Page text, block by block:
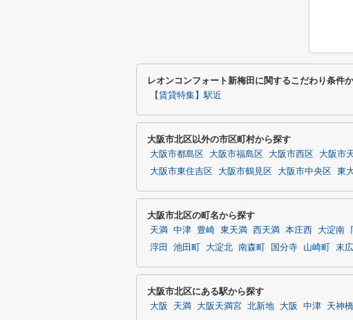
レオンコンフォート新梅田に関するこだわり条件
【賃貸特集】駅近
大阪市北区以外の市区町村から探す
大阪市都島区 大阪市福島区 大阪市西区 大阪市
大阪市東住吉区
大阪市鶴見区 大阪市中央区 東
大阪市北区の町名から探す
天満 中津 豊崎 東天満 西天満 本庄西 大淀南
浮田
池田町 大淀北 南森町 国分寺 山崎町 末広
大阪市北区にある駅から探す
大阪 天満 大阪天満宮 北新地 大阪 中津 天神